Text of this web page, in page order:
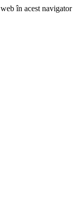
în acest navigator